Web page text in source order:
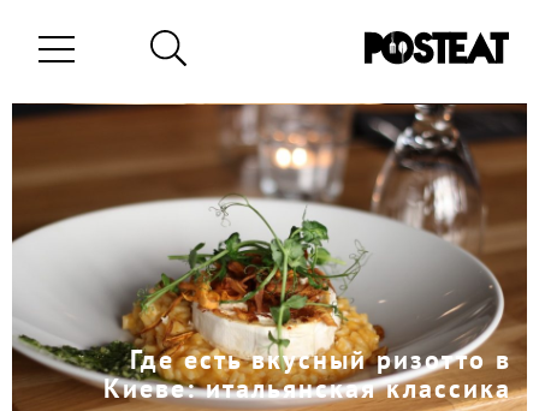
Где есть вкусный ризотто в
Киеве: итальянская классика